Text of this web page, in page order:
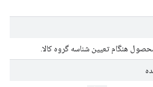
هنگام تعیین شناسه گروه کالا.